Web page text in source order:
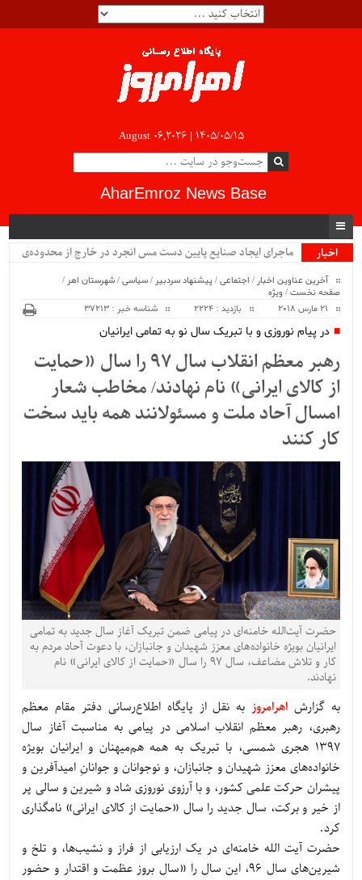
August 06,2026 | ۱۴۰۵/۰۵/۱۵
AharEmroz News Base
اخبار
ماجرای ایجاد صنایع پایین دست مس انجرد در خارج از محدوده‌ی
آخرین عناوین اخبار / اجتماعی/پیشنهاد سردبیر /سیاسی/شهرستان اهر /
صفحه نخست/ ویژه
بازدید : 2224 شناسه خبر : 37213
در پیام نوروزی و با تبریک سال نو به تمامی ایرانیان
رهبر معظم انقلاب سال 97 را سال «حمایت
از کالای ایرانی» نام نهادند/ مخاطب شعار
امسال آحاد ملت و مسئولانند همه باید سخت
کار کنند
حضرت آیت‌الله خامنه‌ای در پیامی ضمن تبریک آغاز سال جدید به تمامی
ایرانیان بویژه خانواده‌های معزز شهیدان و جانبازان، با دعوت آحاد مردم به
کار و تلاش مضاعف، سال 97 را سال «حمایت از کالای ایرانی» نام
نهادند.
به گزارش اهرامروزبه نقل از پایگاه اطلاع‌رسانی دفتر مقام معظم
رهبری، رهبر معظم انقلاب اسلامی در پیامی به‌ مناسبت آغاز سال
1397 هجری شمسی، با تبریک به همه هم‌میهنان و ایرانیان بویژه
خانواده‌های معزز شهیدان و جانبازان، و نوجوانان و جوانانِ امیدآفرین و
پیشران حرکت علمی کشور، و با آرزوی نوروزی شاد و شیرین و سالی پر
از خیر و برکت، سال جدید را سال «حمایت از کالای ایرانی» نامگذاری
کرد.
حضرت آیت الله خامنه‌ای در یک ارزیابی از فراز و نشیب‌ها، و تلخ و
شیرین‌های سال 96، این سال را «سال بروز عظمت و اقتدار و حضور